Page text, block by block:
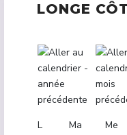
LONGE
L Ma Me